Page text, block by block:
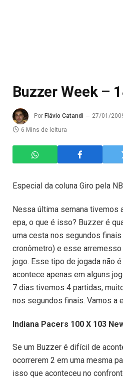
Buzzer Week –
Por Flávio Catandi 27/01/
6 Mins de leitura
Especial da coluna Giro pela
Nessa última semana tivemos
epa, o que é isso? Buzzer é
uma cesta nos segundos
cronômetro) e esse
jogo. Esse tipo de jogada não
acontece apenas em alguns
7 dias tivemos 4 partidas,
nos segundos finais. Vamos a
Indiana Pacers 100 X 103
Se um Buzzer é difícil de
ocorrerem 2 em uma mesma
isso que aconteceu no